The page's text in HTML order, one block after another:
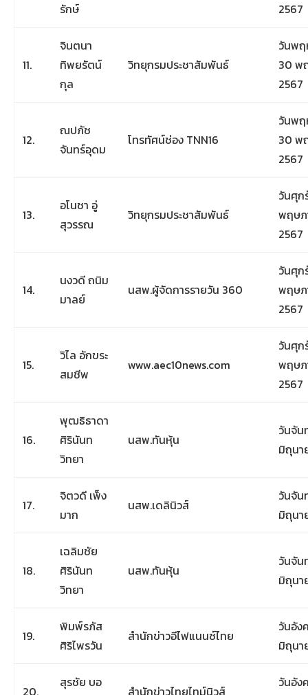
รักษ์
2567
11.
จินตนา
ทิพยรัตน์
กุล
วิทยุกรมประชาสัมพันธ์
วันพ
30 พ
2567
12.
ณปภัช
จันทร์อุดม
โทรทัศน์ช่อง TNN16
วันพ
30 พ
2567
13.
อโนชา อู่
สุวรรณ
วิทยุกรมประชาสัมพันธ์
วันศุก
พฤษ
2567
14.
นงวดี ถนิม
มาลย์
นสพ.ผู้จัดการรายวัน 360
วันศุก
พฤษ
2567
15.
วิไล อักขระ
สมชีพ
www.aec10news.com
วันศุก
พฤษ
2567
16.
พุฒธิธาดา
ศิรินันท
วิทยา
นสพ.ทันหุ้น
วันจัน
มิถุนา
17.
จิตวดี เพ็ง
มาก
นสพ.เดลินิวส์
วันจัน
มิถุนา
18.
เฉลิมชัย
ศิรินันท
วิทยา
นสพ.ทันหุ้น
วันจัน
มิถุนา
19.
พิมพ์รภัส
ศิริไพรวัน
สำนักข่าวอีไฟแนนซ์ไทย
วันอัง
มิถุนา
20.
สุรชัย บอ
สำนักข่าวไทยไทม์นิวส์
วันอัง